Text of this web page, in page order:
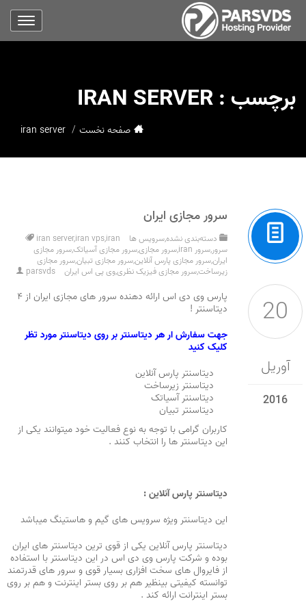
برچسب :IRAN SERVER
صفحه نخست iran server
20
آوریل
2016
سرور مجازی ایران
دسته‌بندی نشده,سرویس ها iran server,iran vps,iran
سرور,سرور iran ,سرور مجازی,سرور مجازی آسیاتک,سرور مجازی
ایران,سرور مجازی پارس آنلاین,سرور مجازی تبیان,سرور مجازی
زیرساخت,سرور مجازی فیزیک نظری,وی پی اس ایران parsvds
پارس وی دی اس ارائه دهنده سرور های مجازی ایران از ۴
دیتاسنتر !
جهت سفارش ار هر دیتاسنتر بر روی دیتاسنتر مورد تظر
کلیک کنید
دیتاسنتر پارس آنلاین
دیتاسنتر زیرساخت
دیتاسنتر آسیاتک
دیتاسنتر تبیان
کاربران گرامی با توجه به نوع فعالیت خود میتوانند یکی از
این دیتاسنتر ها را انتخاب کنند .
دیتاسنتر پارس آنلاین :
این دیتاسنتر ویژه سرویس های گیم و هاستینگ میباشد
دیتاسنتر پارس آنلاین یکی از قوی ترین دیتاسنتر های ایران
بوده و شرکت پارس وی دی اس در این دیتاسنتر با استفاده
از فایروال های سخت افزاری بسیار قوی و سرور های قدرتمند
توانسته کیفیتی بینظیر هم بر روی بستر اینترنت و هم بر روی
بستر اینترانت ارائه کند .